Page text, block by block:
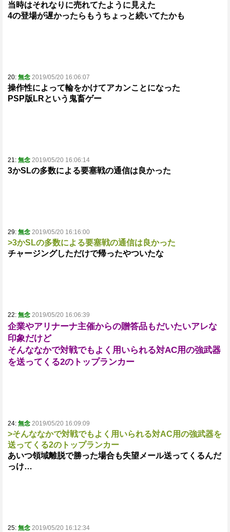
当時はそれなりに売れてたように見えた
4の登場が遅かったらもうちょっと続いてたかも
20: 無念 2019/05/20 16:06:07
操作性によって輪をかけてアカンことになった
PSP版LRという鬼畜ゲー
21: 無念 2019/05/20 16:06:14
3かSLの多数による要塞戦の通信は良かった
29: 無念 2019/05/20 16:16:00
>3かSLの多数による要塞戦の通信は良かった
チャージングしただけで帰ったやついたな
22: 無念 2019/05/20 16:06:39
企業やアリナーナ主催からの贈答品もだいたいアレな
印象だけど
そんななかで対戦でもよく用いられる対AC用の強武器
を送ってくる2のトップランカー
24: 無念 2019/05/20 16:09:09
>そんななかで対戦でもよく用いられる対AC用の強武器を
送ってくる2のトップランカー
あいつ領域離脱で勝った場合も失望メール送ってくるんだ
っけ…
25: 無念 2019/05/20 16:12:34